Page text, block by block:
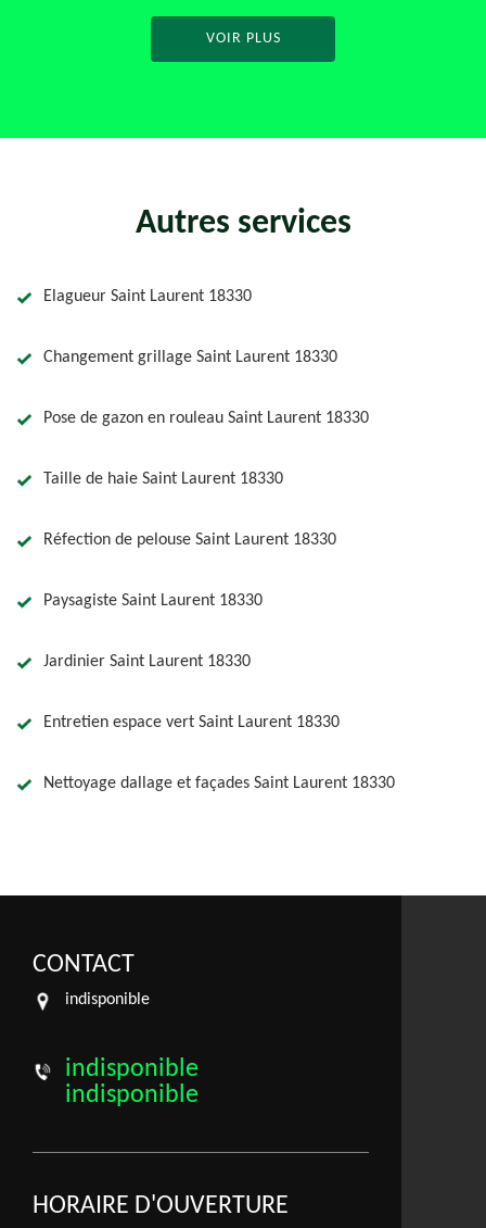
VOIR PLUS
Autres services
Elagueur Saint Laurent 18330
Changement grillage Saint Laurent 18330
Pose de gazon en rouleau Saint Laurent 18330
Taille de haie Saint Laurent 18330
Réfection de pelouse Saint Laurent 18330
Paysagiste Saint Laurent 18330
Jardinier Saint Laurent 18330
Entretien espace vert Saint Laurent 18330
Nettoyage dallage et façades Saint Laurent 18330
CONTACT
indisponible
indisponible
indisponible
HORAIRE D'OUVERTURE